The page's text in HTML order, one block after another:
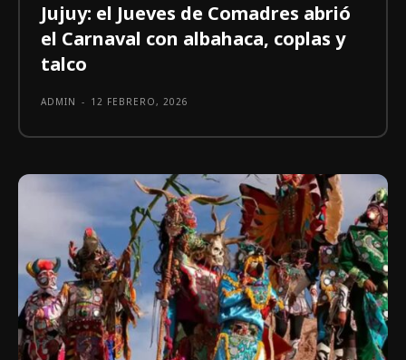
Jujuy: el Jueves de Comadres abrió
el Carnaval con albahaca, coplas y
talco
ADMIN - 12 FEBRERO, 2026